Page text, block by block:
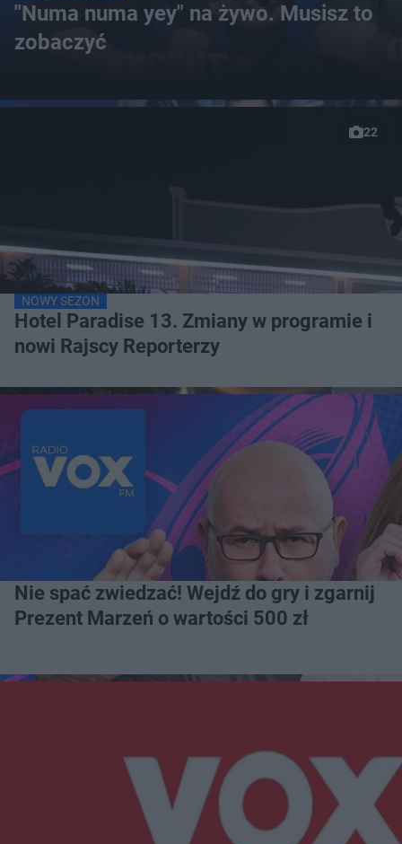
"Numa numa yey" na żywo. Musisz to
zobaczyć
22
NOWY SEZON
Hotel Paradise 13. Zmiany w programie i
nowi Rajscy Reporterzy
Nie spać zwiedzać! Wejdź do gry i zgarnij
Prezent Marzeń o wartości 500 zł